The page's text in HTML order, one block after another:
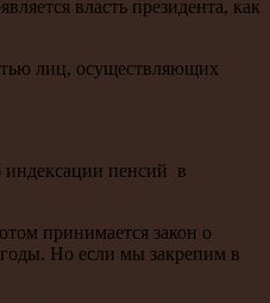
власть президента, как
лиц, осуществляющих
индексации пенсий в
принимается закон о
годы. Но если мы закрепим в